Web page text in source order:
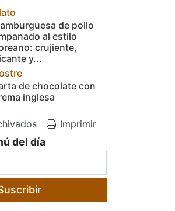
Croquetas de
queso y nueces
atún
de pollo
al estilo
crujiente,
y...
de chocolate con
inglesa
Imprimir
del día